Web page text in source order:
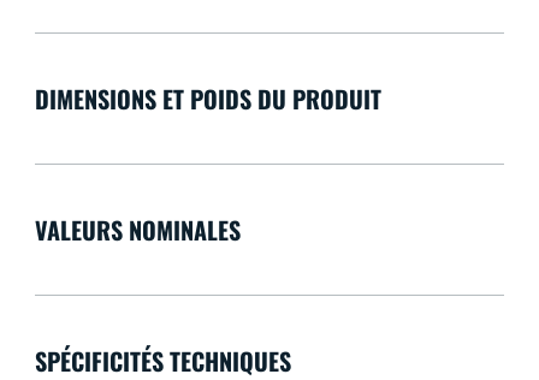
DIMENSIONS ET POIDS DU PRODUIT
VALEURS NOMINALES
SPÉCIFICITÉS TECHNIQUES